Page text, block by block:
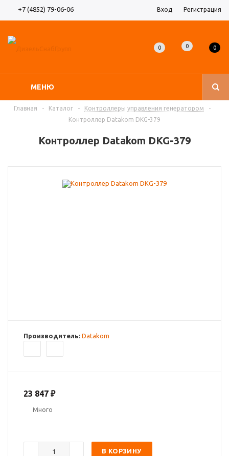
+7 (4852) 79-06-06 Вход Регистрация
МЕНЮ
0 0 0
Главная - Каталог - Контроллеры управления генератором
-
Контроллер Datakom DKG-379
Контроллер Datakom DKG-379
Производитель: Datakom
23 847 ₽
Много
В КОРЗИНУ